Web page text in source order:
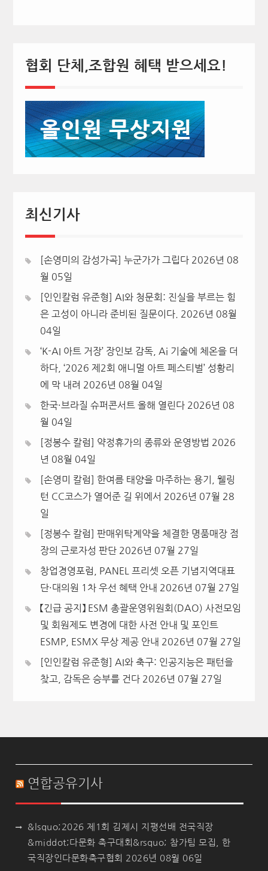
협회 단체,조합원 혜택 받으세요!
최신기사
[손영미의 감성가곡] 누군가가 그립다 2026년 08
월 05일
[인인칼럼 유준형] AI와 청문회: 진실을 부르는 힘
은 고성이 아니라 준비된 질문이다.
2026년 08월
04일
‘K-AI 아트 거장’ 장인보 감독, Ai 기술에 체온을 더
하다, ‘2026 제2회 애니멀 아트 페스티벌’ 성황리
에 막 내려 2026년 08월 04일
한국·브라질 슈퍼콘서트 올해 열린다 2026년 08
월 04일
[정봉수 칼럼] 약정휴가의 종류와 운영방법 2026
년 08월 04일
[손영미 칼럼] 한여름 태양을 마주하는 용기, 웰링
턴 CC코스가 열어준 길 위에서 2026년 07월 28
일
[정봉수 칼럼] 판매위탁계약을 체결한 명품매장 점
장의 근로자성 판단 2026년 07월 27일
창업경영포럼, PANEL 프리셋 오픈 기념지역대표
단·대의원 1차 우선 혜택 안내 2026년 07월 27일
【긴급 공지】 ESM 총괄운영위원회(DAO) 사전모임
및 회원제도 변경에 대한 사전 안내 및 포인트
ESMP, ESMX 무상 제공 안내 2026년 07월 27일
[인인칼럼 유준형] AI와 축구: 인공지능은 패턴을
찾고, 감독은 승부를 건다 2026년 07월 27일
연합공유기사
&lsquo;2026 제1회 김제시 지평선배 전국직장
&middot;다문화 축구대회&rsquo; 참가팀 모집, 한
국직장인다문화축구협회 2026년 08월 06일